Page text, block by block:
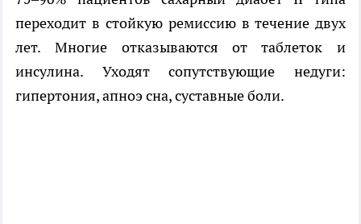
переходит в стойкую ремиссию в течение двух
лет. Многие отказываются от таблеток и
инсулина. Уходят сопутствующие недуги:
гипертония, апноэ сна, суставные боли.